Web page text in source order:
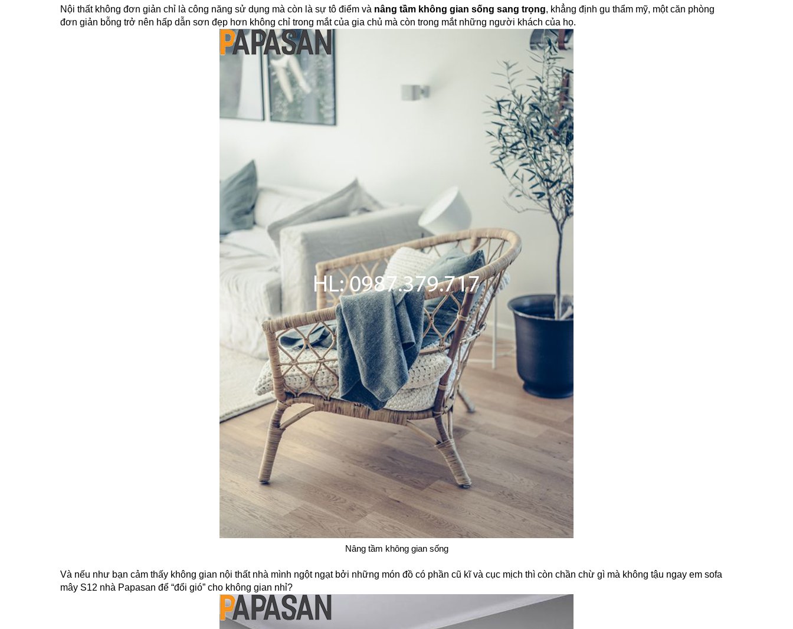
Nội thất không đơn giản chỉ là công năng sử dụng mà còn là sự tô điểm và nâng tầm không gian sống sang trọng, khẳng định gu thẩm mỹ, một căn phòng
đơn giản bỗng trở nên hấp dẫn sơn đẹp hơn không chỉ trong mắt của gia chủ mà còn trong mắt những người khách của họ.
Nâng tầm không gian sống
Và nếu như bạn cảm thấy không gian nội thất nhà mình ngột ngạt bởi những món đồ có phần cũ kĩ và cục mịch thì còn chần chừ gì mà không tậu ngay em sofa
mây S12 nhà Papasan để “đổi gió” cho không gian nhỉ?